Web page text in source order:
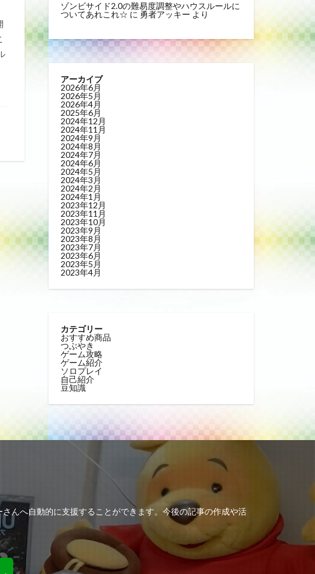
ゾンビサイド2.0の難易度調整やハウスルールに
ついてあれこれ☆ に 勇者アッキー より
アーカイブ
2026年6月
2026年5月
2026年4月
2025年6月
2024年12月
2024年11月
2024年9月
2024年8月
2024年7月
2024年6月
2024年5月
2024年3月
2024年2月
2024年1月
2023年12月
2023年11月
2023年10月
2023年9月
2023年8月
2023年7月
2023年6月
2023年5月
2023年4月
カテゴリー
おすすめ商品
つぶやき
ゲーム攻略
ゲーム紹介
ソロプレイ
自己紹介
豆知識
んへ自動的に支援することができます。今後の記事の作成や活